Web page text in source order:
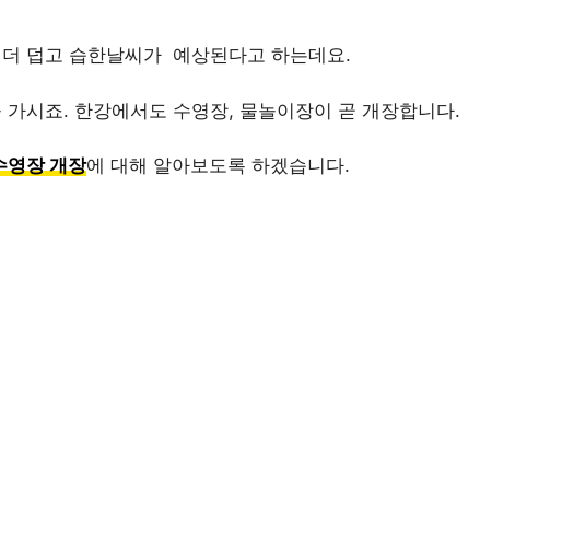
덥고 습한날씨가 예상된다고 하는데요.
시죠. 한강에서도 수영장, 물놀이장이 곧 개장합니다.
영장 개장에 대해 알아보도록 하겠습니다.